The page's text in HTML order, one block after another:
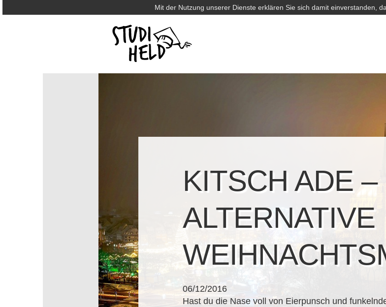
Mit der Nutzung unserer Dienste erklären Sie sich damit einverstanden,
KITSCH ADE –
ALTERNATIVE
06/12/2016
Hast du die Nase voll von Eierpunsch und